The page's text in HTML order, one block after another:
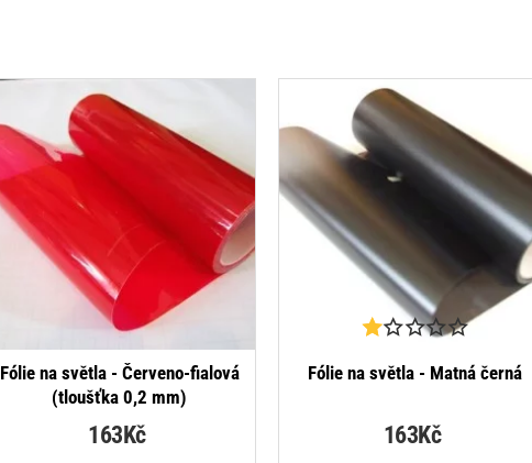
NEJPRODÁVANĚJŠÍ
Fólie na světla - Červeno-fialová
(tloušťka 0,2 mm)
163Kč
NEJPRODÁVANĚJŠÍ
Fólie na světla - Matná černá
163Kč